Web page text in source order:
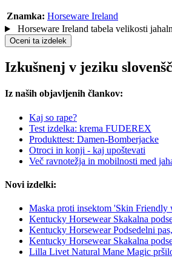
Znamka: Horseware Ireland
Horseware Ireland tabela velikosti
Oceni ta izdelek
Izkušnenj v jeziku
Iz naših objavljenih člankov:
Kaj so rape?
Test izdelka: krema FUDEREX
Produkttest: Damen-Bomberjacke
Otroci in konji - kaj upoštevati
Več ravnotežja in mobilnosti med
Novi izdelki:
Maska proti insektom 'Skin Friendly
Kentucky Horsewear Skakalna
Kentucky Horsewear Podsedelni
Kentucky Horsewear Skakalna
Lilla Livet Natural Mane Magic